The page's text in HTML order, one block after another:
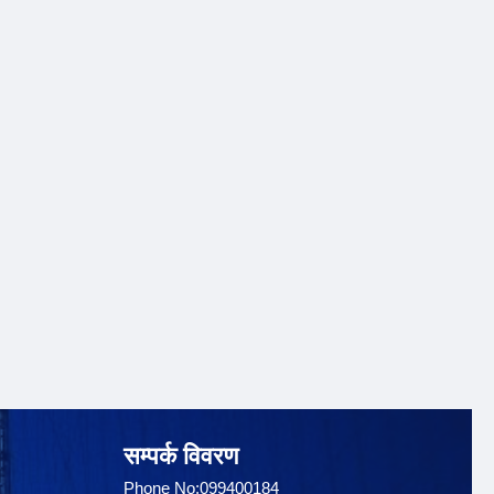
सम्पर्क विवरण
Phone No:099400184